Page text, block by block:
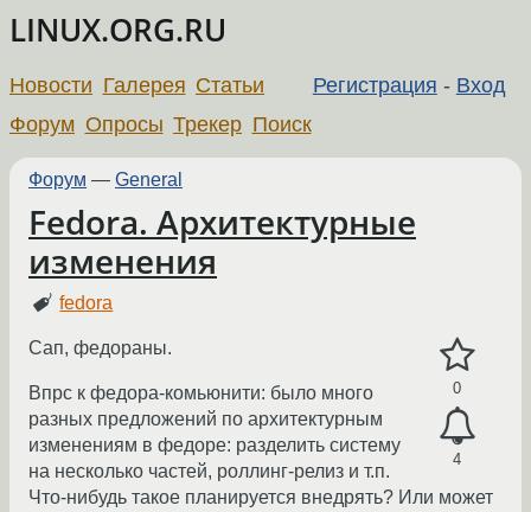
LINUX.ORG.RU
Регистрация - Вход
Новости Галерея Статьи
Форум Опросы Трекер Поиск
Форум — General
Fedora. Архитектурные
изменения
fedora
0
4
Сап, федораны.
Впрс к федора-комьюнити: было много
разных предложений по архитектурным
изменениям в федоре: разделить систему
на несколько частей, роллинг-релиз и т.п.
Что-нибудь такое планируется внедрять? Или может